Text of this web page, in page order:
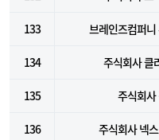
133 브레인즈컴퍼니
134 주식회사 클
135 주식회사
136 주식회사 넥